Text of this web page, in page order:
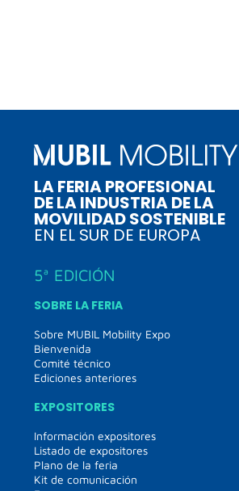
LA FERIA PROFESIONAL
DE LA INDUSTRIA DE LA
MOVILIDAD SOSTENIBLE
EN EL SUR DE EUROPA
5ª EDICIÓN
SOBRE LA FERIA
Sobre MUBIL Mobility Expo
Bienvenida
Comité técnico
Ediciones anteriores
EXPOSITORES
Información expositores
Listado de expositores
Plano de la feria
Kit de comunicación